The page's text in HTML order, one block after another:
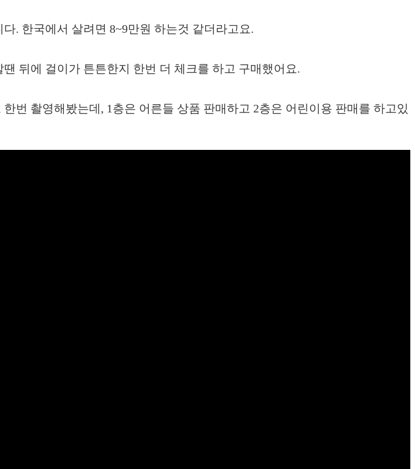
. 한국에서 살려면 8~9만원 하는것 같더라고요.
뒤에 걸이가 튼튼한지 한번 더 체크를 하고 구매했어요.
번 촬영해봤는데, 1층은 어른들 상품 판매하고 2층은 어린이용 판매를 하고있